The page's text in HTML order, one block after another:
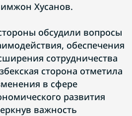
Хусанов.
обсудили вопросы
обеспечения
сотрудничества
сторона отметила
в сфере
развития
важность